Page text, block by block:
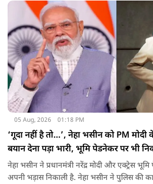
05 Aug, 2026 01:18 PM
‘गूदा नहीं है तो…’, नेहा भसीन को PM
बयान देना पड़ा भारी, भूमि पेडनेकर पर भी
नेहा भसीन ने प्रधानमंत्री नरेंद्र मोदी और एक्ट्रेस
अपनी भड़ास निकाली है. नेहा भसीन ने पुलिस की कार्रवाई और विरोध